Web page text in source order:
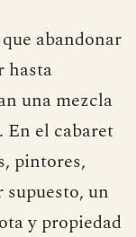
abandonar
hasta
una mezcla
En el cabaret
pintores,
un
y propiedad